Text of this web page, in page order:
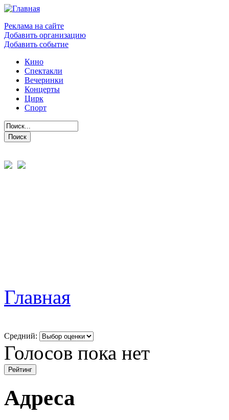
Реклама на сайте
Добавить организацию
Добавить событие
Кино
Спектакли
Вечеринки
Концерты
Цирк
Спорт
Главная
Средний:
Голосов пока нет
Адреса